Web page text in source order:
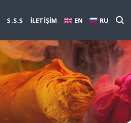
S.S.S İLETİŞİM EN RU